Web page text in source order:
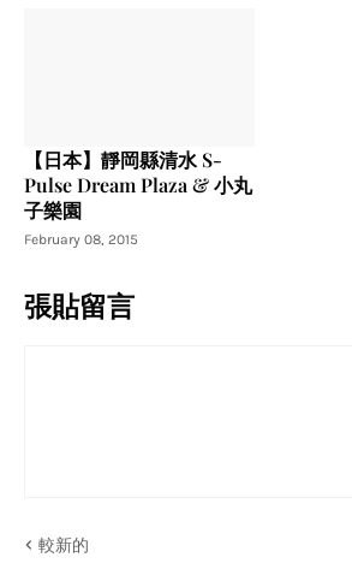
【日本】靜岡縣清水 S-
Pulse Dream Plaza & 小丸
子樂園
February 08, 2015
張貼留言
較新的